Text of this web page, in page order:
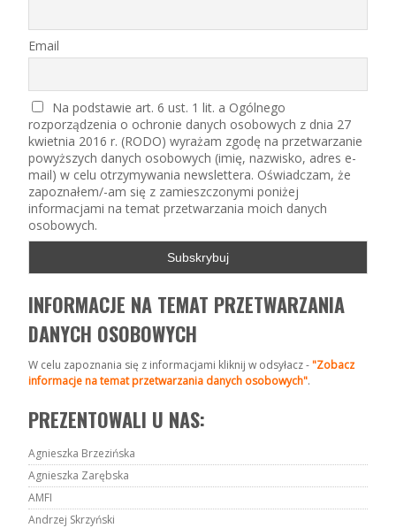
Email
Na podstawie art. 6 ust. 1 lit. a Ogólnego
rozporządzenia o ochronie danych osobowych z dnia 27
kwietnia 2016 r. (RODO) wyrażam zgodę na przetwarzanie
powyższych danych osobowych (imię, nazwisko, adres e-
mail) w celu otrzymywania newslettera. Oświadczam, że
zapoznałem/-am się z zamieszczonymi poniżej
informacjami na temat przetwarzania moich danych
osobowych.
INFORMACJE NA TEMAT PRZETWARZANIA
DANYCH OSOBOWYCH
W celu zapoznania się z informacjami kliknij w odsyłacz -"Zobacz
informacje na temat przetwarzania danych osobowych".
PREZENTOWALI U NAS:
Agnieszka Brzezińska
Agnieszka Zarębska
AMFI
Andrzej Skrzyński